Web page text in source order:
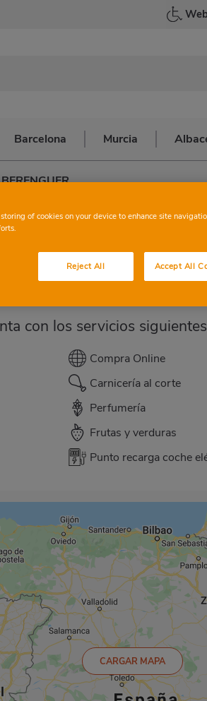
Barcelona Murcia
con los servicios
Compra Online
Carnicería al corte
Perfumería
Frutas y verduras
Punto recarga coche
CARGAR MAPA
of cookies on your device to enhance site
Reject All Accept All